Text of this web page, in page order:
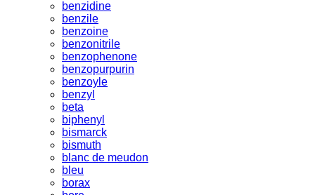
benzidine
benzile
benzoine
benzonitrile
benzophenone
benzopurpurin
benzoyle
benzyl
beta
biphenyl
bismarck
bismuth
blanc de meudon
bleu
borax